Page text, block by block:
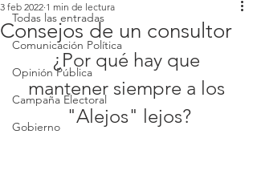
Todas las entradas
Comunicación Política
Opinión Pública
Campaña Electoral
Gobierno
Consejos de un consultor
3 feb 2022 1 min de lectura
¿Por qué hay que
mantener siempre a los
"Alejos" lejos?